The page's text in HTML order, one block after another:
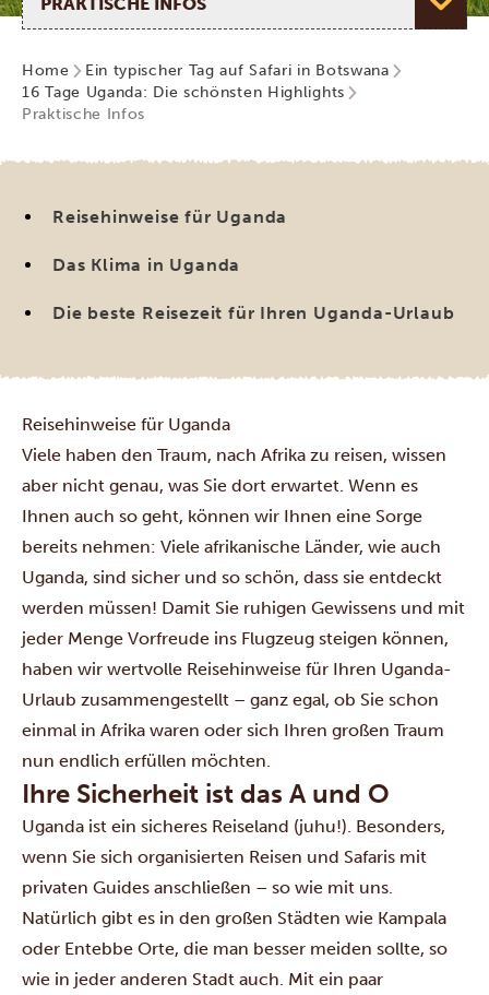
Home
Ein typischer Tag auf Safari in Botswana
16 Tage Uganda: Die schönsten Highlights
Praktische Infos
Reisehinweise für Uganda
Das Klima in Uganda
Die beste Reisezeit für Ihren Uganda-Urlaub
Reisehinweise für Uganda
Viele haben den Traum, nach Afrika zu reisen, wissen
aber nicht genau, was Sie dort erwartet. Wenn es
Ihnen auch so geht, können wir Ihnen eine Sorge
bereits nehmen: Viele afrikanische Länder, wie auch
Uganda, sind sicher und so schön, dass sie entdeckt
werden müssen! Damit Sie ruhigen Gewissens und mit
jeder Menge Vorfreude ins Flugzeug steigen können,
haben wir wertvolle Reisehinweise für Ihren Uganda-
Urlaub zusammengestellt – ganz egal, ob Sie schon
einmal in Afrika waren oder sich Ihren großen Traum
nun endlich erfüllen möchten.
Ihre Sicherheit ist das A und O
​​Uganda ist ein sicheres Reiseland (juhu!). Besonders,
wenn Sie sich organisierten Reisen und Safaris mit
privaten Guides anschließen – so wie mit uns.
Natürlich gibt es in den großen Städten wie Kampala
oder Entebbe Orte, die man besser meiden sollte, so
wie in jeder anderen Stadt auch. Mit ein paar